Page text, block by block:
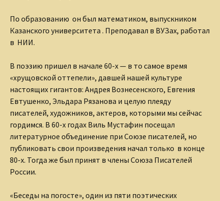
По образованию он был математиком, выпускником
Казанского университета . Преподавал в ВУЗах, работал
в НИИ.
В поэзию пришел в начале 60-х — в то самое время
«хрущовской оттепели», давшей нашей культуре
настоящих гигантов: Андрея Вознесенского, Евгения
Евтушенко, Эльдара Рязанова и целую плеяду
писателей, художников, актеров, которыми мы сейчас
гордимся. В 60-х годах Виль Мустафин посещал
литературное объединение при Союзе писателей, но
публиковать свои произведения начал только в конце
80-х. Тогда же был принят в члены Союза Писателей
России.
«Беседы на погосте», один из пяти поэтических